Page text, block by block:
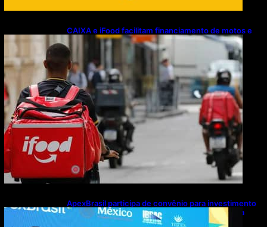
CAIXA e iFood facilitam financiamento de motos e
bicicletas elétricas para entregadores
ApexBrasil participa de convênio para investimento
de R$ 2,63 milhões em exportações de cachaça